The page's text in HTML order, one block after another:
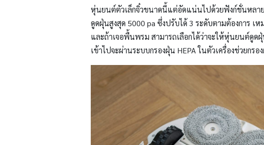
หุ่นยนต์ตัวเล็กจิ๋วขนาดนี้แต่อัดแน่นไปด้วยฟังก์ชั่นหลาย
ดูดฝุ่นสูงสุด 5000 pa ซึ่งปรับได้ 3 ระดับตามต้องการ
และถ้าเจอพื้นพรม สามารถเลือกได้ว่าจะให้หุ่นยนต์
เข้าไปจะผ่านระบบกรองฝุ่น HEPA ในตัวเครื่องช่วยก